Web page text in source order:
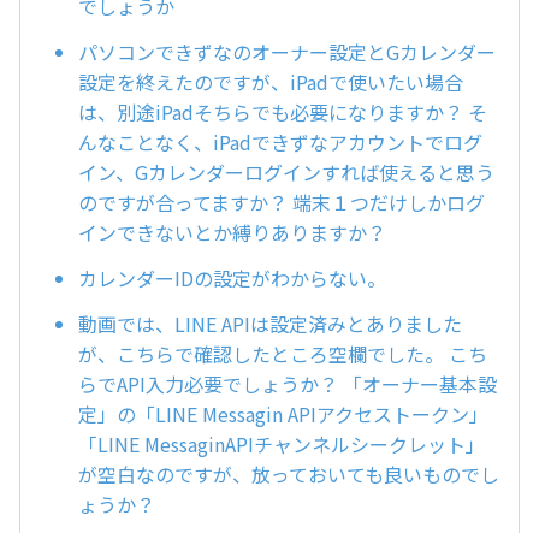
でしょうか
パソコンできずなのオーナー設定とGカレンダー
設定を終えたのですが、iPadで使いたい場合
は、別途iPadそちらでも必要になりますか？ そ
んなことなく、iPadできずなアカウントでログ
イン、Gカレンダーログインすれば使えると思う
のですが合ってますか？ 端末１つだけしかログ
インできないとか縛りありますか？
カレンダーIDの設定がわからない。
動画では、LINE APIは設定済みとありました
が、こちらで確認したところ空欄でした。 こち
らでAPI入力必要でしょうか？ 「オーナー基本設
定」の「LINE Messagin APIアクセストークン」
「LINE MessaginAPIチャンネルシークレット」
が空白なのですが、放っておいても良いものでし
ょうか？